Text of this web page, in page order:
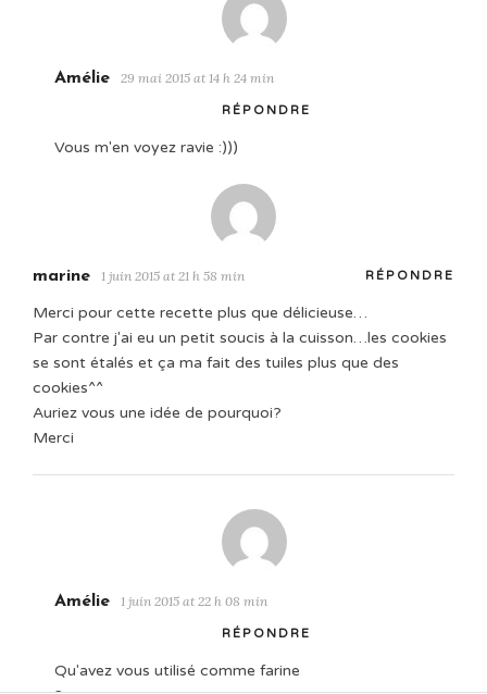
Amélie 29 mai 2015 at 14 h 24 min
RÉPONDRE
Vous m'en voyez ravie :)))
marine 1 juin 2015 at 21 h 58 min RÉPONDRE
Merci pour cette recette plus que délicieuse…
Par contre j'ai eu un petit soucis à la cuisson…les cookies
se sont étalés et ça ma fait des tuiles plus que des
cookies^^
Auriez vous une idée de pourquoi?
Merci
Amélie 1 juin 2015 at 22 h 08 min
RÉPONDRE
Qu'avez vous utilisé comme farine